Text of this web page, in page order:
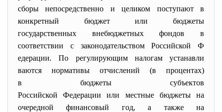
сборынепосредственно и целиком поступают в
конкретный бюджетилибюджеты
государственных внебюджетных фондовв
соответствии с законодательствомРоссийской Ф
едерации. По регулирующим налогам устанавли
ваются нормативы отчислений (в процентах)
в бюджеты субъектов
РоссийскойФедерацииили местные бюджетына
очереднойфинансовый год, а также на